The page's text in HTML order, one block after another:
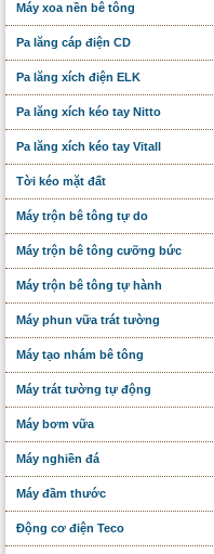
Máy xoa nền bê tông
Pa lăng cáp điện CD
Pa lăng xích điện ELK
Pa lăng xích kéo tay Nitto
Pa lăng xích kéo tay Vitall
Tời kéo mặt đất
Máy trộn bê tông tự do
Máy trộn bê tông cưỡng bức
Máy trộn bê tông tự hành
Máy phun vữa trát tường
Máy tạo nhám bê tông
Máy trát tường tự động
Máy bơm vữa
Máy nghiền đá
Máy đầm thước
Động cơ điện Teco